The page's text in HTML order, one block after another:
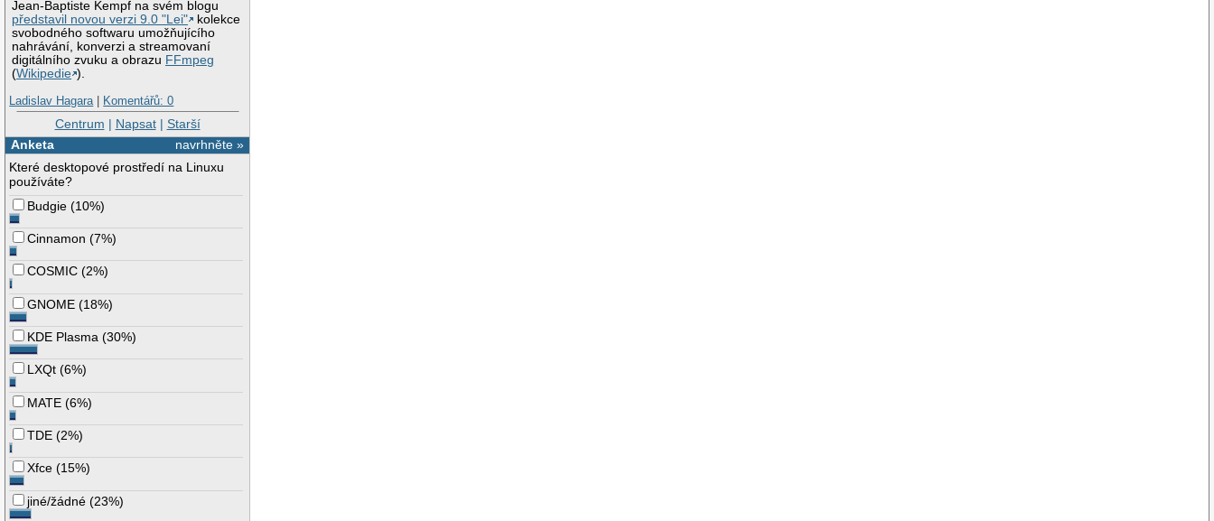
Jean-Baptiste Kempf na svém blogu
představil novou verzi 9.0 "Lei"
kolekce
svobodného softwaru umožňujícího
nahrávání, konverzi a streamovaní
digitálního zvuku a obrazu FFmpeg
(Wikipedie ).
Ladislav Hagara | Komentářů: 0
Centrum | Napsat| Starší
navrhněte »
Anketa
Které desktopové prostředí na Linuxu
používáte?
Budgie (10%)
Cinnamon (7%)
COSMIC (2%)
GNOME (18%)
KDE Plasma (30%)
LXQt (6%)
MATE (6%)
TDE (2%)
Xfce (15%)
jiné/žádné (23%)